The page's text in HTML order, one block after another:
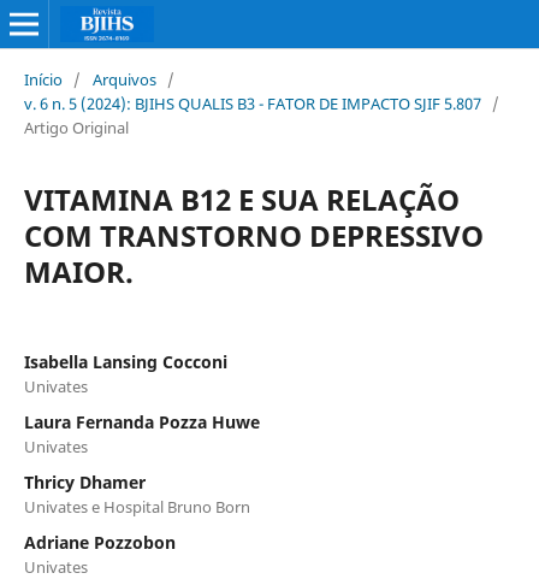
Início / Arquivos /
v. 6 n. 5 (2024): BJIHS QUALIS B3 - FATOR DE IMPACTO SJIF 5.807 /
Artigo Original
VITAMINA B12 E SUA RELAÇÃO
COM TRANSTORNO DEPRESSIVO
MAIOR.
Isabella Lansing Cocconi
Univates
Laura Fernanda Pozza Huwe
Univates
Thricy Dhamer
Univates e Hospital Bruno Born
Adriane Pozzobon
Univates